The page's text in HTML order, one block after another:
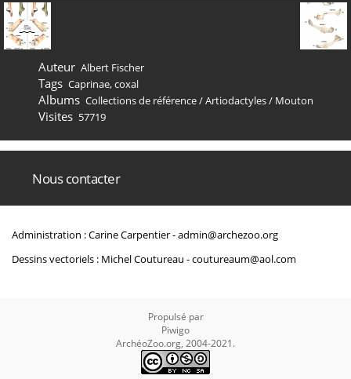
Auteur Albert Fischer
Tags Caprinae,coxal
Albums Collections de référence/Artiodactyles/ Mouton
Visites 57719
Nous contacter
Administration : Carine Carpentier -admin@archezoo.org
Dessins vectoriels : Michel Coutureau -coutureaum@aol.com
Propulsé par
Piwigo
ArchéoZoo.org, 2004-2021.